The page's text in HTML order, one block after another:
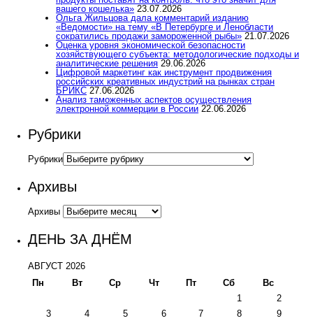
вашего кошелька» 23.07.2026
Ольга Жильцова дала комментарий изданию
«Ведомости» на тему «В Петербурге и Ленобласти
сократились продажи замороженной рыбы» 21.07.2026
Оценка уровня экономической безопасности
хозяйствующего субъекта: методологические подходы и
аналитические решения 29.06.2026
Цифровой маркетинг как инструмент продвижения
российских креативных индустрий на рынках стран
БРИКС 27.06.2026
Анализ таможенных аспектов осуществления
электронной коммерции в России 22.06.2026
Рубрики
Рубрики
Архивы
Архивы
ДЕНЬ ЗА ДНЁМ
АВГУСТ 2026
Пн
Вт Ср Чт Пт Сб
Вс
1
2
3
4 5 6 7 8
9